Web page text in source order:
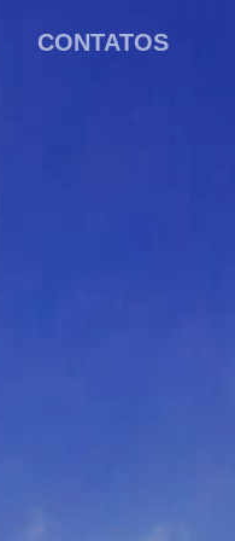
CONTATOS